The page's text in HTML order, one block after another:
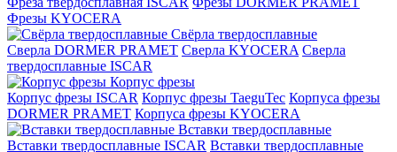
Фрезы KYOCERA
Свёрла твердосплавные
Сверла DORMER PRAMET Сверла KYOCERA Сверла
твердосплавные ISCAR
Корпус фрезы
Корпус фрезы ISCAR Корпус фрезы TaeguTec Корпуса фрезы
DORMER PRAMET Корпуса фрезы KYOCERA
Вставки твердосплавные
Вставки твердосплавные ISCAR Вставки твердосплавные